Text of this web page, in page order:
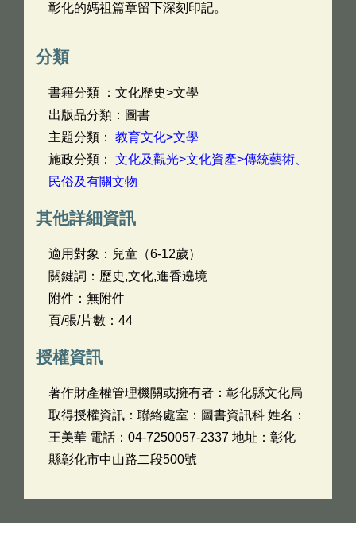
彰化的媽祖篇章留下深刻印記。
分類
書籍分類 ：文化歷史>文學
出版品分類：圖書
主題分類： 教育文化>文學
施政分類： 文化及觀光>文化資產>傳統藝術、
民俗及有關文物
其他詳細資訊
適用對象：兒童（6-12歲）
關鍵詞：歷史,文化,進香遶境
附件：無附件
頁/張/片數：44
授權資訊
著作財產權管理機關或擁有者：彰化縣文化局
取得授權資訊：聯絡處室：圖書資訊科 姓名：
王美華 電話：04-7250057-2337 地址：彰化
縣彰化市中山路二段500號